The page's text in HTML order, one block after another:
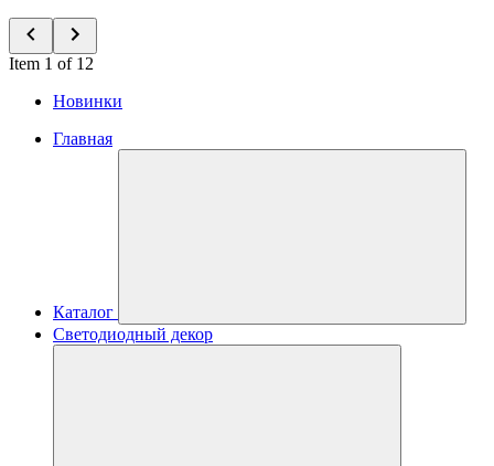
Item 1 of 12
Новинки
Главная
Каталог
Светодиодный декор